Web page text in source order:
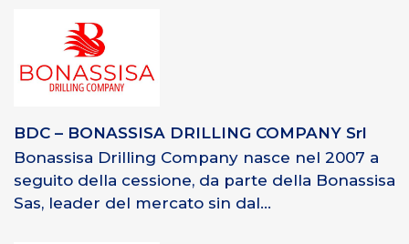
BDC – BONASSISA DRILLING COMPANY Srl
Bonassisa Drilling Company nasce nel 2007 a
seguito della cessione, da parte della Bonassisa
Sas, leader del mercato sin dal...